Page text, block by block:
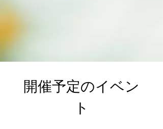
開催予定のイベン
ト